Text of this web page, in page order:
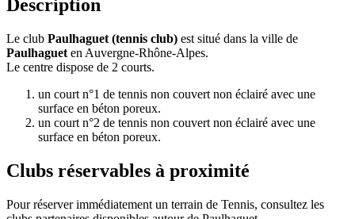
Description
Le club Paulhaguet (tennis club) est situé dans la ville de
Paulhaguet en Auvergne-Rhône-Alpes.
Le centre dispose de 2 courts.
un court n°1 de tennis non couvert non éclairé avec une
surface en béton poreux.
un court n°2 de tennis non couvert non éclairé avec une
surface en béton poreux.
Clubs réservables à proximité
Pour réserver immédiatement un terrain de Tennis, consultez les